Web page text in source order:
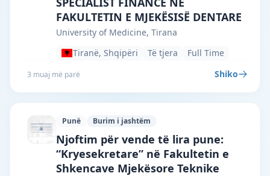
FAKULTETIN E MJEKËSISË DENTARE
University of Medicine, Tirana
Tiranë, Shqipëri
Të tjera Full Time
3 muaj më parë Shiko
Punë Burim i jashtëm
University of Medicine, Tirana · Tiranë
Njoftim për vende të lira pune:
“Kryesekretare” në Fakultetin e
Shkencave Mjekësore Teknike